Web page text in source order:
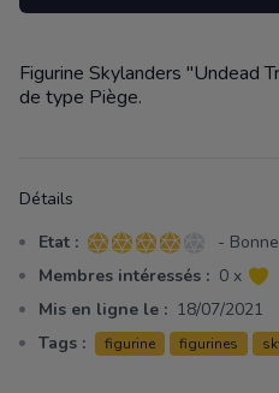
Description
Figurine Skylanders "Undead
de type Piège.
Détails
Etat : 4 sur 5 étoiles
-
Membres intéressés : 0 x
Mis en ligne le : 18/07/2021
Tags :
figurine figurines